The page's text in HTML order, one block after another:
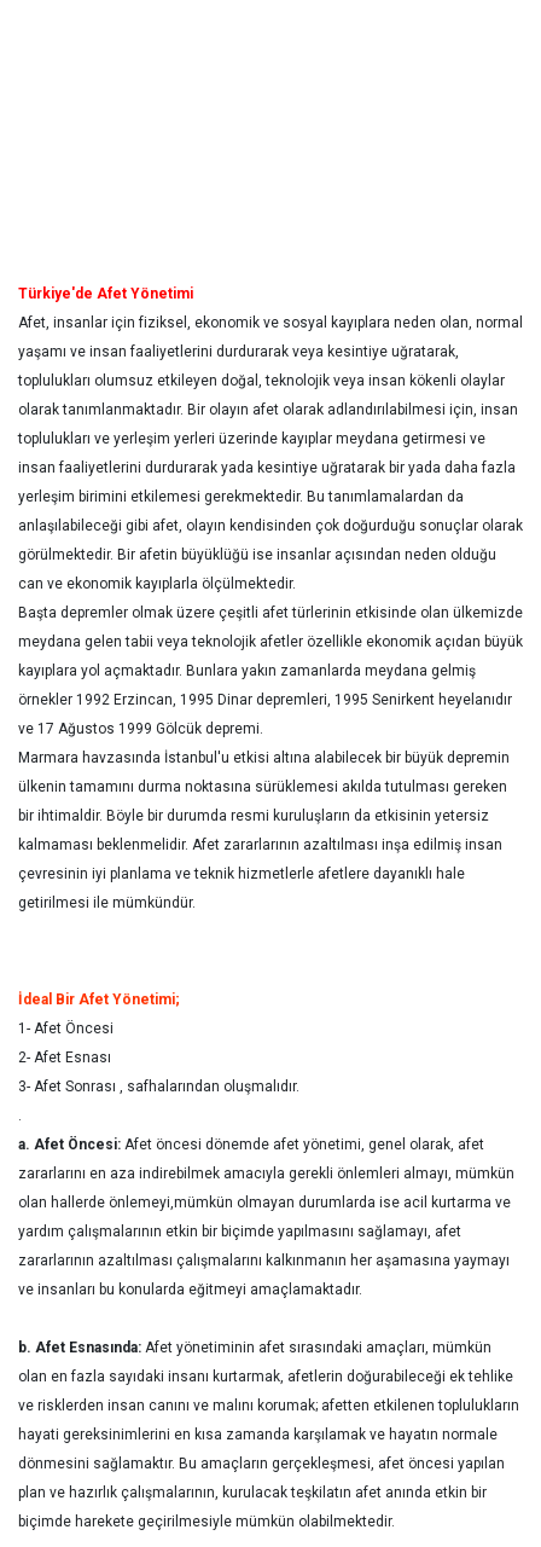
Türkiye'de Afet Yönetimi
Afet, insanlar için fiziksel, ekonomik ve sosyal kayıplara neden olan, normal
yaşamı ve insan faaliyetlerini durdurarak veya kesintiye uğratarak,
toplulukları olumsuz etkileyen doğal, teknolojik veya insan kökenli olaylar
olarak tanımlanmaktadır. Bir olayın afet olarak adlandırılabilmesi için, insan
toplulukları ve yerleşim yerleri üzerinde kayıplar meydana getirmesi ve
insan faaliyetlerini durdurarak yada kesintiye uğratarak bir yada daha fazla
yerleşim birimini etkilemesi gerekmektedir. Bu tanımlamalardan da
anlaşılabileceği gibi afet, olayın kendisinden çok doğurduğu sonuçlar olarak
görülmektedir. Bir afetin büyüklüğü ise insanlar açısından neden olduğu
can ve ekonomik kayıplarla ölçülmektedir.
Başta depremler olmak üzere çeşitli afet türlerinin etkisinde olan ülkemizde
meydana gelen tabii veya teknolojik afetler özellikle ekonomik açıdan büyük
kayıplara yol açmaktadır. Bunlara yakın zamanlarda meydana gelmiş
örnekler 1992 Erzincan, 1995 Dinar depremleri, 1995 Senirkent heyelanıdır
ve 17 Ağustos 1999 Gölcük depremi.
Marmara havzasında İstanbul'u etkisi altına alabilecek bir büyük depremin
ülkenin tamamını durma noktasına sürüklemesi akılda tutulması gereken
bir ihtimaldir. Böyle bir durumda resmi kuruluşların da etkisinin yetersiz
kalmaması beklenmelidir. Afet zararlarının azaltılması inşa edilmiş insan
çevresinin iyi planlama ve teknik hizmetlerle afetlere dayanıklı hale
getirilmesi ile mümkündür.
İdeal Bir Afet Yönetimi;
1- Afet Öncesi
2- Afet Esnası
3- Afet Sonrası , safhalarından oluşmalıdır.
.
a. Afet Öncesi: Afet öncesi dönemde afet yönetimi, genel olarak, afet
zararlarını en aza indirebilmek amacıyla gerekli önlemleri almayı, mümkün
olan hallerde önlemeyi,mümkün olmayan durumlarda ise acil kurtarma ve
yardım çalışmalarının etkin bir biçimde yapılmasını sağlamayı, afet
zararlarının azaltılması çalışmalarını kalkınmanın her aşamasına yaymayı
ve insanları bu konularda eğitmeyi amaçlamaktadır.
b. Afet Esnasında: Afet yönetiminin afet sırasındaki amaçları, mümkün
olan en fazla sayıdaki insanı kurtarmak, afetlerin doğurabileceği ek tehlike
ve risklerden insan canını ve malını korumak; afetten etkilenen toplulukların
hayati gereksinimlerini en kısa zamanda karşılamak ve hayatın normale
dönmesini sağlamaktır. Bu amaçların gerçekleşmesi, afet öncesi yapılan
plan ve hazırlık çalışmalarının, kurulacak teşkilatın afet anında etkin bir
biçimde harekete geçirilmesiyle mümkün olabilmektedir.